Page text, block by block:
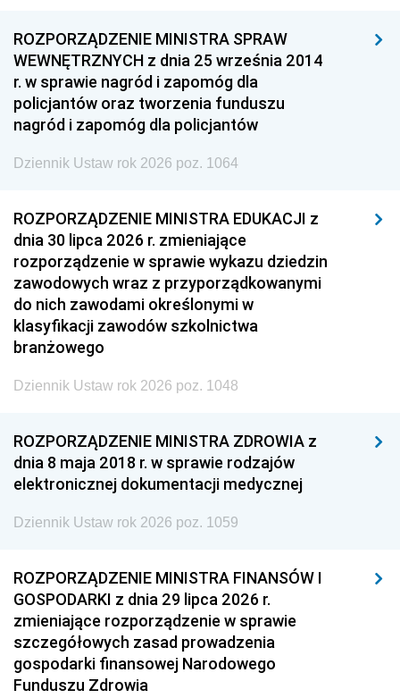
ROZPORZĄDZENIE MINISTRA SPRAW
WEWNĘTRZNYCH z dnia 25 września 2014
r. w sprawie nagród i zapomóg dla
policjantów oraz tworzenia funduszu
nagród i zapomóg dla policjantów
Dziennik Ustaw rok 2026 poz. 1064
ROZPORZĄDZENIE MINISTRA EDUKACJI z
dnia 30 lipca 2026 r. zmieniające
rozporządzenie w sprawie wykazu dziedzin
zawodowych wraz z przyporządkowanymi
do nich zawodami określonymi w
klasyfikacji zawodów szkolnictwa
branżowego
Dziennik Ustaw rok 2026 poz. 1048
ROZPORZĄDZENIE MINISTRA ZDROWIA z
dnia 8 maja 2018 r. w sprawie rodzajów
elektronicznej dokumentacji medycznej
Dziennik Ustaw rok 2026 poz. 1059
ROZPORZĄDZENIE MINISTRA FINANSÓW I
GOSPODARKI z dnia 29 lipca 2026 r.
zmieniające rozporządzenie w sprawie
szczegółowych zasad prowadzenia
gospodarki finansowej Narodowego
Funduszu Zdrowia